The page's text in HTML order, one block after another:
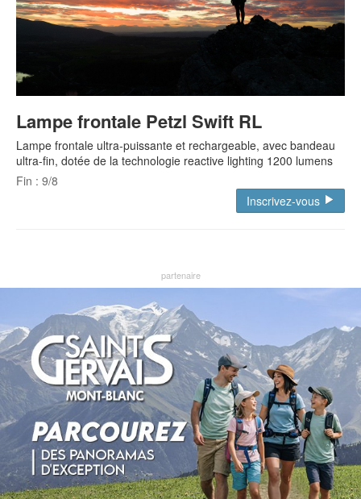
Lampe frontale Petzl Swift RL
Lampe frontale ultra-puissante et rechargeable, avec bandeau
ultra-fin, dotée de la technologie reactive lighting 1200 lumens
Fin : 9/8
Inscrivez-vous